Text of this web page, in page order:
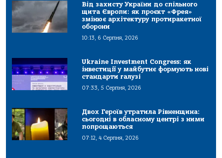
Від захисту України до спільного
щита Європи: як проєкт «Фрея»
змінює архітектуру протиракетної
оборони
10:13, 6 Серпня, 2026
Ukraine Investment Congress: як
інвестиції у майбутнє формують нові
стандарти галузі
07:33, 5 Серпня, 2026
Двох Героїв утратила Рівненщина:
сьогодні в обласному центрі з ними
попрощаються
07:12, 4 Серпня, 2026